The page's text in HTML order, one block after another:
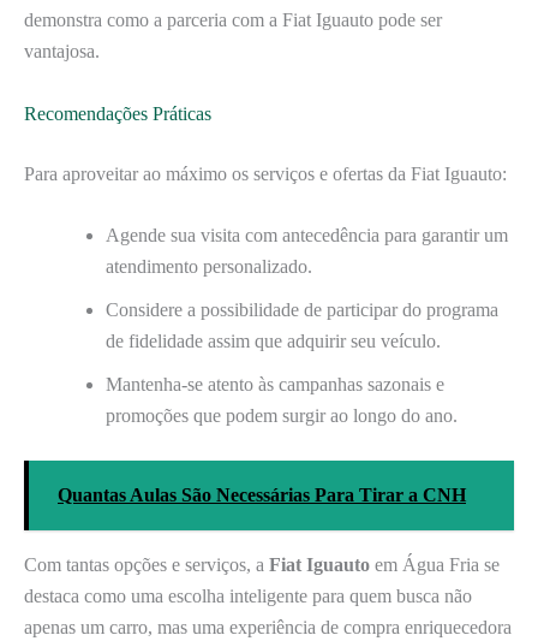
demonstra como a parceria com a Fiat Iguauto pode ser
vantajosa.
Recomendações Práticas
Para aproveitar ao máximo os serviços e ofertas da Fiat Iguauto:
Agende sua visita com antecedência para garantir um
atendimento personalizado.
Considere a possibilidade de participar do programa
de fidelidade assim que adquirir seu veículo.
Mantenha-se atento às campanhas sazonais e
promoções que podem surgir ao longo do ano.
Quantas Aulas São Necessárias Para Tirar a CNH
Com tantas opções e serviços, a Fiat Iguauto em Água Fria se
destaca como uma escolha inteligente para quem busca não
apenas um carro, mas uma experiência de compra enriquecedora